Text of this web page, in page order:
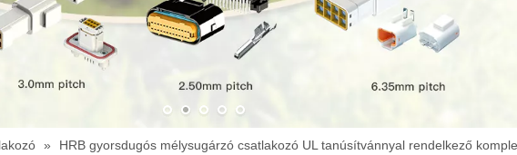
» HRB gyorsdugós mélysugárzó csatlakozó UL tanúsítvánnyal rendelkező